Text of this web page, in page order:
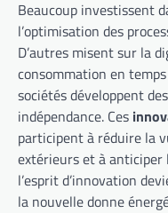
Beaucoup investissent
l’optimisation des
D’autres misent sur la
consommation en
sociétés développent
indépendance. Ces
participent à réduire la
extérieurs et à anticiper
l’esprit d’innovation
la nouvelle donne